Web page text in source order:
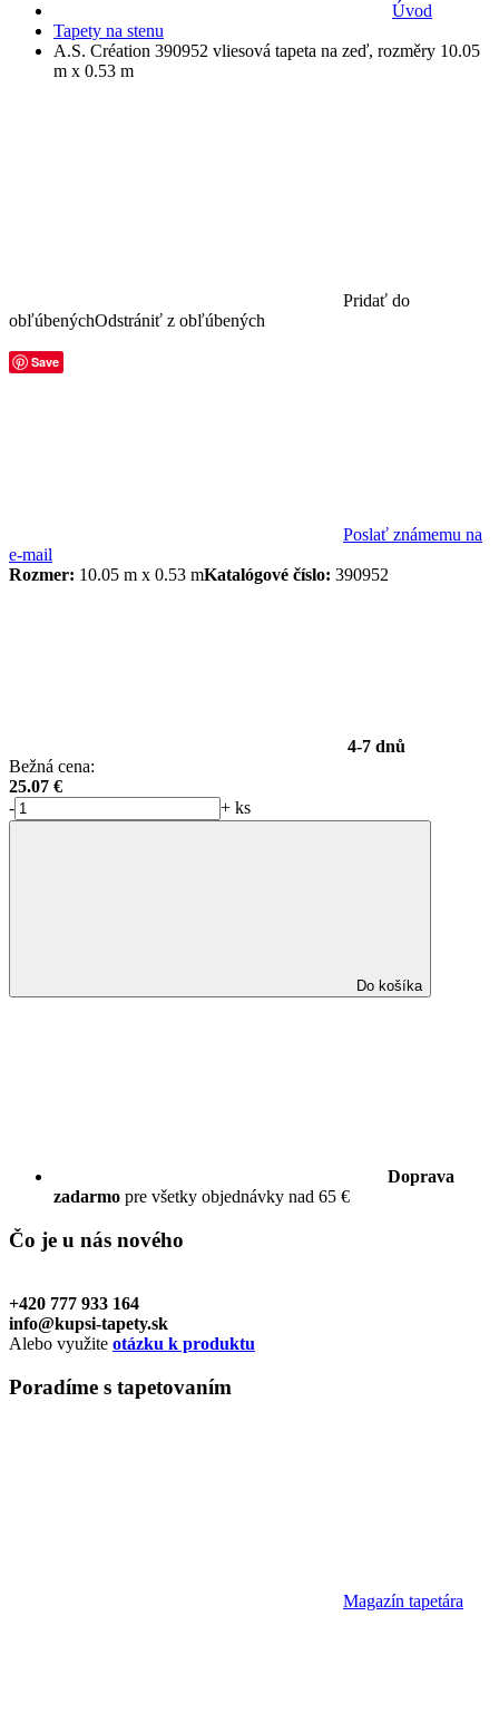
Úvod
Tapety na stenu
A.S. Création 390952 vliesová tapeta na zeď, rozměry 10.05
m x 0.53 m
Pridať do
obľúbenýchOdstrániť z obľúbených
Save
Poslať známemu na
e-mail
Rozmer: 10.05 m x 0.53 mKatalógové číslo: 390952
4-7 dnů
Bežná cena:
25.07 €
-
+ ks
Do košíka
Doprava
zadarmo pre všetky objednávky nad 65 €
Čo je u nás nového
+420 777 933 164
info@kupsi-tapety.sk
Alebo využite otázku k produktu
Poradíme s tapetovaním
Magazín tapetára